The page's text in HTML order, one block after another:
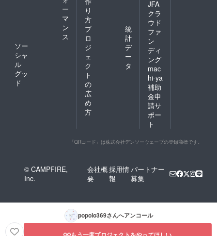
ー
マ
ン
ス
ソー
シャ
ル
グッ
ド
り
方
プ
ロ
ジ
ェ
ク
ト
の
広
め
方
統
計
デ
ー
タ
JFA
クラ
ウド
ファ
ン
ディ
ング
mac
hi-ya
補助
金申
請サ
ポー
ト
「QRコード」は株式会社デンソーウェーブの登録商標です。
© CAMPFIRE,
Inc.
会社概
要
採用情
報
パートナー
募集
popolo369さんへアンコール